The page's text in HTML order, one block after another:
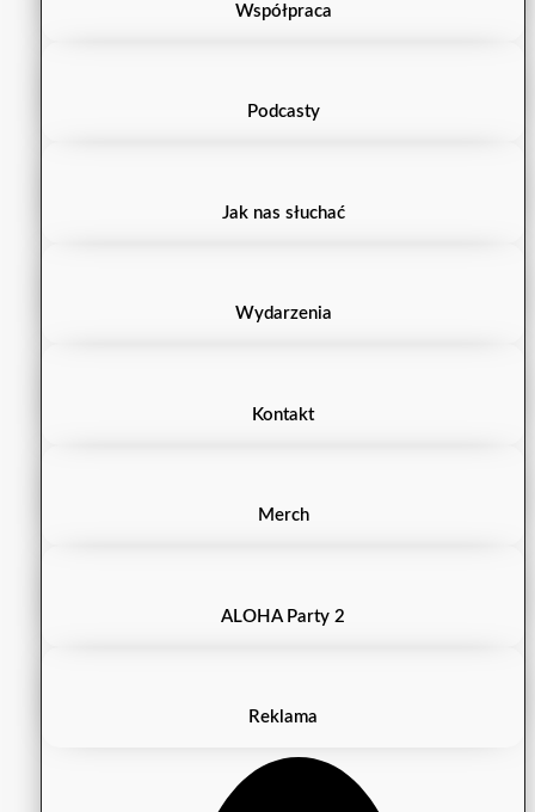
Współpraca
Podcasty
Jak nas słuchać
Wydarzenia
Kontakt
Merch
ALOHA Party 2
Reklama